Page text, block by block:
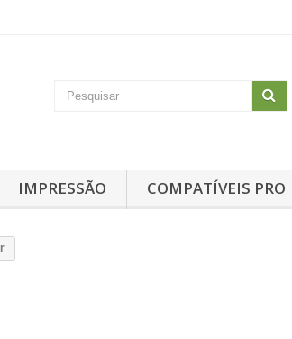
IMPRESSÃO COMPATÍVEIS PRO